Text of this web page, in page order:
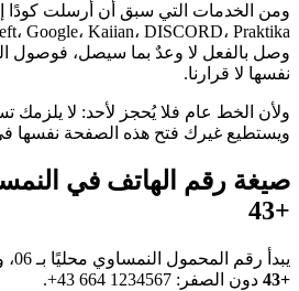
وصل بالفعل لا وعدٌ بما سيصل، فوصول
نفسها لا قرارنا.
ولأن الخط عام فلا يُحجز لأحد: لا يلزمك
ويستطيع غيرك فتح هذه الصفحة نفسها
صيغة رقم الهاتف في
+43
يبدأ رقم المحمول النمساوي محليًا بـ 06، وفي الصيغة الدولية يُكتب
+43
دون الصفر: +43 664 1234567
.